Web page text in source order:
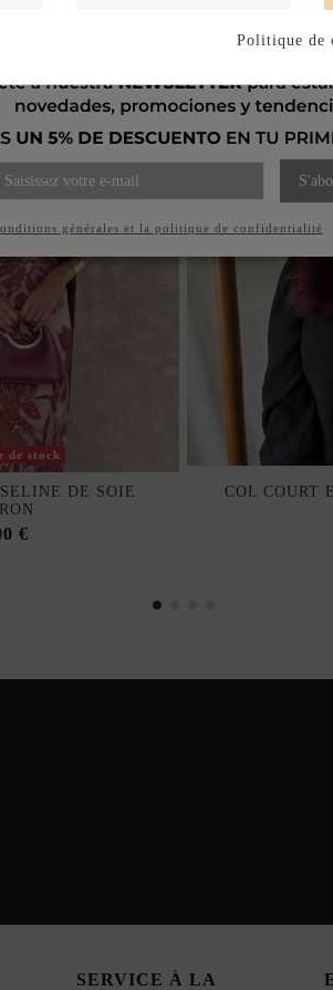
de stock
DE SOIE
€
COL COURT
SERVICE À LA
générales et la politique de confidentialité
Politique de